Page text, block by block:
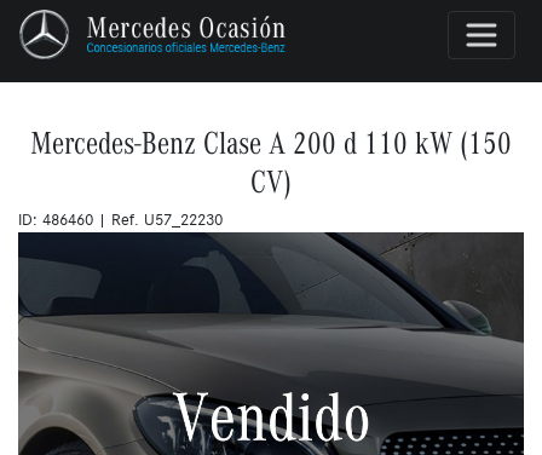
Mercedes-Benz Clase A 200 d 110 kW (150
CV)
ID: 486460 | Ref. U57_22230